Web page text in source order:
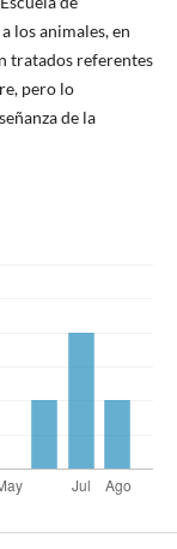
los animales, en
tratados referentes
pero lo
de la